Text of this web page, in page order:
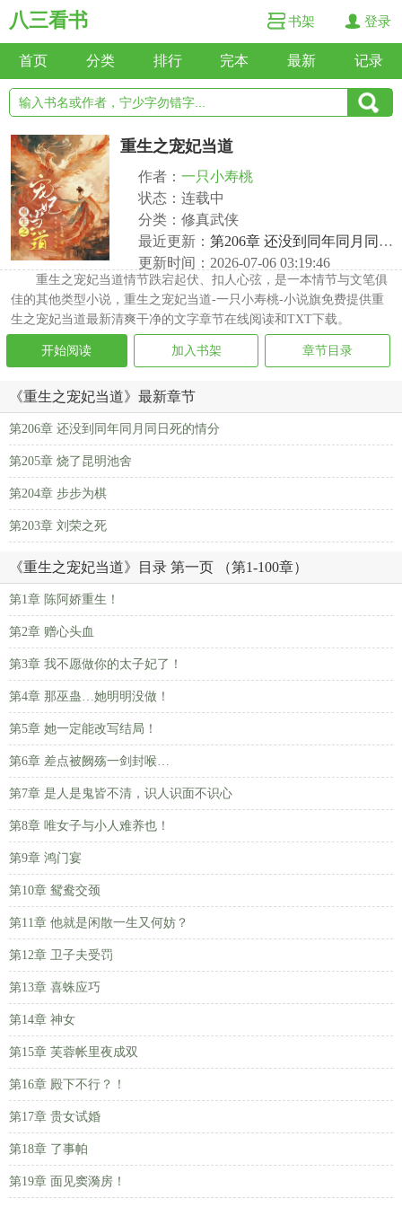
八三看书 书架 登录
首页 分类 排行 完本 最新 记录
重生之宠妃当道
作者： 一只小寿桃
状态：连载中
分类：修真武侠
最近更新： 第206章 还没到同年同月同日死的情分
更新时间：2026-07-06 03:19:46
重生之宠妃当道情节跌宕起伏、扣人心弦，是一本情节与文笔俱
佳的其他类型小说，重生之宠妃当道-一只小寿桃-小说旗免费提供重
生之宠妃当道最新清爽干净的文字章节在线阅读和TXT下载。
开始阅读 加入书架 章节目录
《重生之宠妃当道》最新章节
第206章 还没到同年同月同日死的情分
第205章 烧了昆明池舍
第204章 步步为棋
第203章 刘荣之死
《重生之宠妃当道》目录 第一页 （第1-100章）
第1章 陈阿娇重生！
第2章 赠心头血
第3章 我不愿做你的太子妃了！
第4章 那巫蛊…她明明没做！
第5章 她一定能改写结局！
第6章 差点被阙殇一剑封喉…
第7章 是人是鬼皆不清，识人识面不识心
第8章 唯女子与小人难养也！
第9章 鸿门宴
第10章 鸳鸯交颈
第11章 他就是闲散一生又何妨？
第12章 卫子夫受罚
第13章 喜蛛应巧
第14章 神女
第15章 芙蓉帐里夜成双
第16章 殿下不行？！
第17章 贵女试婚
第18章 了事帕
第19章 面见窦漪房！